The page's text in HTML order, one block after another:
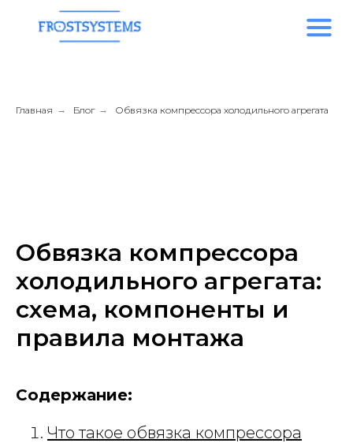
Главная → Блог → Обвязка компрессора холодильного агрегата
Обвязка компрессора
холодильного агрегата:
схема, компоненты и
правила монтажа
Содержание:
Что такое обвязка компрессора